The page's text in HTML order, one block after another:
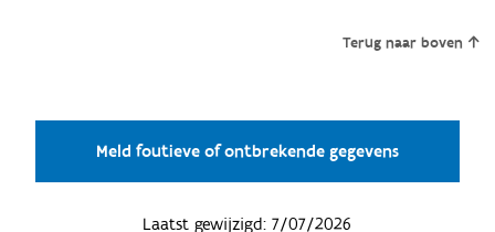
Terug naar boven
Meld foutieve of ontbrekende gegevens
Laatst gewijzigd:7/07/2026